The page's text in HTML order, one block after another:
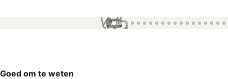
1 / 85
Goed om te weten